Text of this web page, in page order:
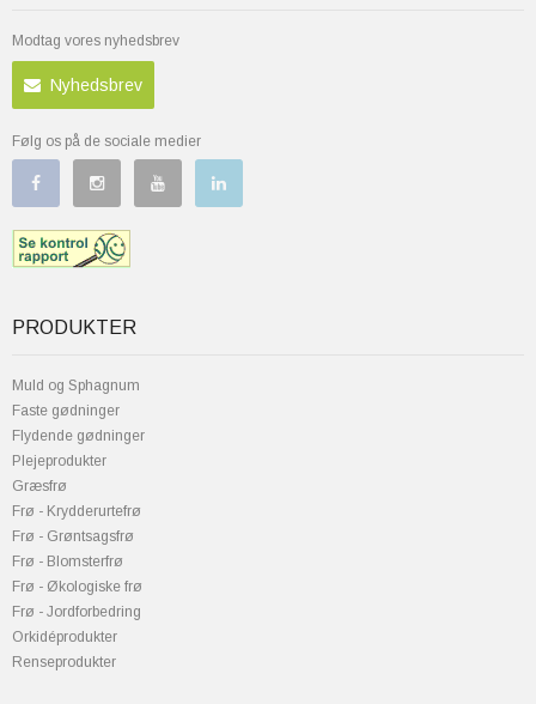
Modtag vores nyhedsbrev
Nyhedsbrev
Følg os på de sociale medier
PRODUKTER
Muld og Sphagnum
Faste gødninger
Flydende gødninger
Plejeprodukter
Græsfrø
Frø - Krydderurtefrø
Frø - Grøntsagsfrø
Frø - Blomsterfrø
Frø - Økologiske frø
Frø - Jordforbedring
Orkidéprodukter
Renseprodukter